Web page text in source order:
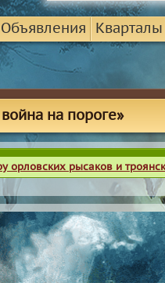
Объявления Кварталы
война на пороге»
орловских рысаков и